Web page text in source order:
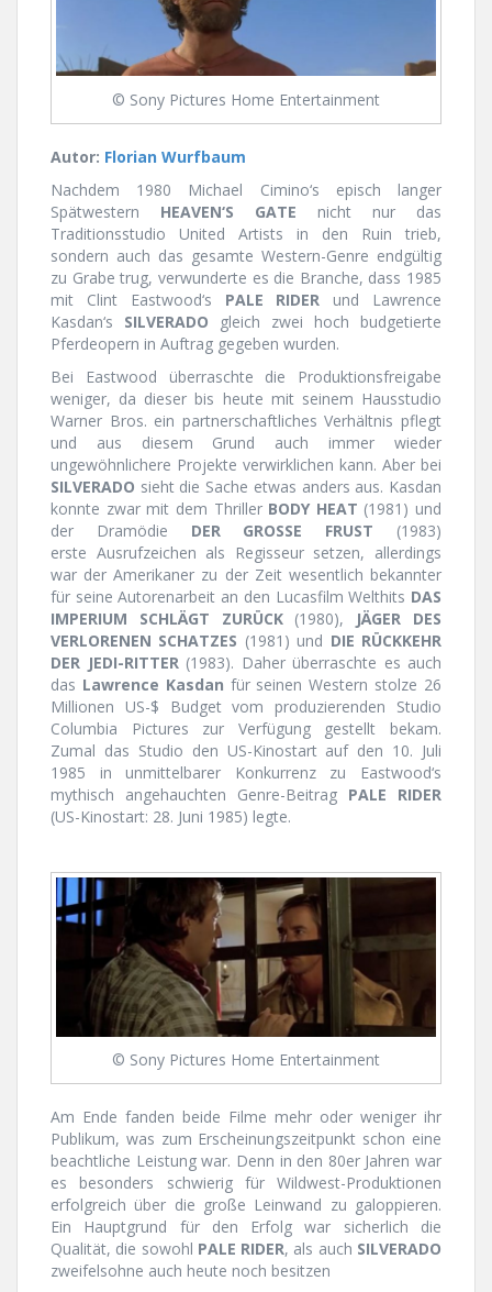
© Sony Pictures Home Entertainment
Autor: Florian Wurfbaum
Nachdem 1980 Michael Cimino‘s episch langer
Spätwestern HEAVEN‘S GATE nicht nur das
Traditionsstudio United Artists in den Ruin trieb,
sondern auch das gesamte Western-Genre endgültig
zu Grabe trug, verwunderte es die Branche, dass 1985
mit Clint Eastwood‘s PALE RIDER und Lawrence
Kasdan‘s SILVERADO gleich zwei hoch budgetierte
Pferdeopern in Auftrag gegeben wurden.
Bei Eastwood überraschte die Produktionsfreigabe
weniger, da dieser bis heute mit seinem Hausstudio
Warner Bros. ein partnerschaftliches Verhältnis pflegt
und aus diesem Grund auch immer wieder
ungewöhnlichere Projekte verwirklichen kann. Aber bei
SILVERADO sieht die Sache etwas anders aus. Kasdan
konnte zwar mit dem Thriller BODY HEAT (1981) und
der Dramödie DER GROSSE FRUST (1983)
erste Ausrufzeichen als Regisseur setzen, allerdings
war der Amerikaner zu der Zeit wesentlich bekannter
für seine Autorenarbeit an den Lucasfilm Welthits DAS
IMPERIUM SCHLÄGT ZURÜCK(1980), JÄGER DES
VERLORENEN SCHATZES (1981) und DIE RÜCKKEHR
DER JEDI-RITTER(1983). Daher überraschte es auch
das Lawrence Kasdan für seinen Western stolze 26
Millionen US-$ Budget vom produzierenden Studio
Columbia Pictures zur Verfügung gestellt bekam.
Zumal das Studio den US-Kinostart auf den 10. Juli
1985 in unmittelbarer Konkurrenz zu Eastwood‘s
mythisch angehauchten Genre-Beitrag PALE RIDER
(US-Kinostart: 28. Juni 1985) legte.
© Sony Pictures Home Entertainment
Am Ende fanden beide Filme mehr oder weniger ihr
Publikum, was zum Erscheinungszeitpunkt schon eine
beachtliche Leistung war. Denn in den 80er Jahren war
es besonders schwierig für Wildwest-Produktionen
erfolgreich über die große Leinwand zu galoppieren.
Ein Hauptgrund für den Erfolg war sicherlich die
Qualität, die sowohl PALE RIDER, als auch SILVERADO
zweifelsohne auch heute noch besitzen